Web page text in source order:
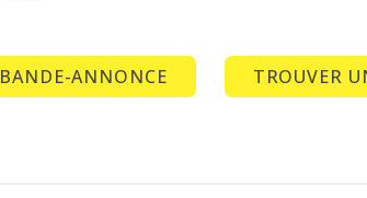
BANDE-ANNONCE TROUVER